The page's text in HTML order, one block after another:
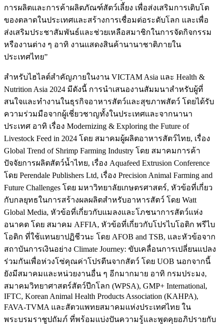
การผลิตและการค้าผลิตภัณฑ์สัตว์เลี้ยง เพื่อส่งเสริมการเติบโต
ของตลาดในประเทศและสร้างการเชื่อมต่อระดับโลก และเพื่อ
ส่งเสริมประชาสัมพันธ์และช่วยเหลือสมาชิกในการจัดกิจกรรม
หรืองานต่าง ๆ อาทิ งานแสดงสินค้านานาชาติภายใน
ประเทศไทย”
สำหรับไฮไลต์สำคัญภายในงาน VICTAM Asia และ Health &
Nutrition Asia 2024 มีดังนี้ การนำเสนองานสัมมนาสำหรับผู้ที่
สนใจและทำงานในธุรกิจอาหารสัตว์และสุขภาพสัตว์ โดยได้รับ
ความร่วมมือจากผู้เชี่ยวชาญทั้งในประเทศและจากนานา
ประเทศ อาทิ เรื่อง Modernizing & Exploring the Future of
Livestock Feed in 2024 โดย สมาคมผู้ผลิตอาหารสัตว์ไทย, เรื่อง
Global Trend of Shrimp Farming Industry โดย สมาคมการค้า
ปัจจัยการผลิตสัตว์น้ำไทย, เรื่อง Aquafeed Extrusion Conference
โดย Perendale Publishers Ltd, เรื่อง Precision Animal Farming and
Future Challenges โดย มหาวิทยาลัยเกษตรศาสตร์, หัวข้อที่เกี่ยว
กับกลยุทธในการสร้างผลผลิตสำหรับอาหารสัตว์ โดย Watt
Global Media, หัวข้อที่เกี่ยวกับแมลงและโภชนาการสัตว์แห่ง
อนาคต โดย สมาคม AFFIA, หัวข้อที่เกี่ยวกับโปรไบโอติก พรีไบ
โอติก ที่ใช้แทนยาปฏิชีวนะ โดย AFOB and TSB, และหัวข้อจาก
สถาบันการเงินอย่าง Climate Journey: ขับเคลื่อนการเปลี่ยนแปลง
ร่วมกันเพื่อห่วงโซ่คุณค่าโปรตีนจากสัตว์ โดย UOB นอกจากนี้
ยังมีสมาคมและหน่วยงานอื่น ๆ อีกมากมาย อาทิ กรมประมง,
สมาคมวิทยาศาสตร์สัตว์ปีกโลก (WPSA), GMP+ International,
IFTC, Korean Animal Health Products Association (KAHPA),
FAVA-TVMA และสัตวแพทยสมาคมแห่งประเทศไทย ใน
พระบรมราชูปถัมภ์ ที่พร้อมแบ่งปันความรู้และพูดคุยอภิปรายกับ